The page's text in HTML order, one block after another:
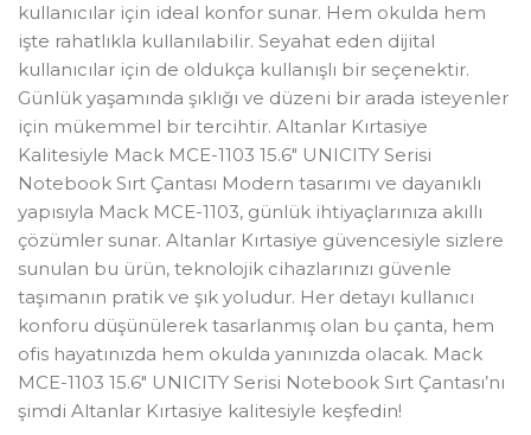
kullanıcılar için ideal konfor sunar. Hem okulda hem
işte rahatlıkla kullanılabilir. Seyahat eden dijital
kullanıcılar için de oldukça kullanışlı bir seçenektir.
Günlük yaşamında şıklığı ve düzeni bir arada isteyenler
için mükemmel bir tercihtir. Altanlar Kırtasiye
Kalitesiyle Mack MCE-1103 15.6″ UNICITY Serisi
Notebook Sırt Çantası Modern tasarımı ve dayanıklı
yapısıyla Mack MCE-1103, günlük ihtiyaçlarınıza akıllı
çözümler sunar. Altanlar Kırtasiye güvencesiyle sizlere
sunulan bu ürün, teknolojik cihazlarınızı güvenle
taşımanın pratik ve şık yoludur. Her detayı kullanıcı
konforu düşünülerek tasarlanmış olan bu çanta, hem
ofis hayatınızda hem okulda yanınızda olacak. Mack
MCE-1103 15.6″ UNICITY Serisi Notebook Sırt Çantası’nı
şimdi Altanlar Kırtasiye kalitesiyle keşfedin!